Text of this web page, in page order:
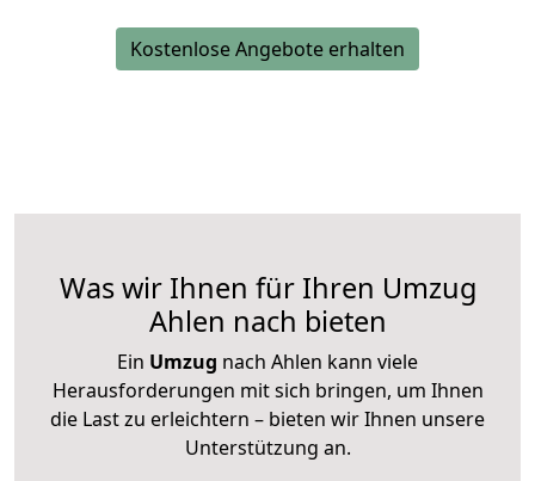
Kostenlose Angebote erhalten
Was wir Ihnen für Ihren Umzug
Ahlen nach bieten
Ein Umzug nach Ahlen kann viele
Herausforderungen mit sich bringen, um Ihnen
die Last zu erleichtern – bieten wir Ihnen unsere
Unterstützung an.